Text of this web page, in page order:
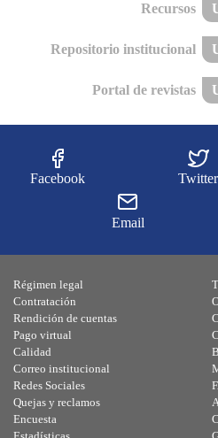
Recursos
Repositorio institucional
Portal de revistas
Facebook Twitter
Email
Régimen legal
Contratación
Rendición de cuentas
Pago virtual
Calidad
Correo institucional
Redes Sociales
Quejas y reclamos
Encuesta